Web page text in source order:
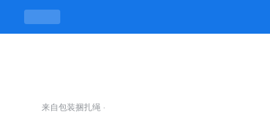
襄阳ktv陪唱一条街-凯发平台
来自包装捆扎绳 ·